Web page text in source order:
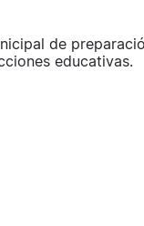
de
educativas.